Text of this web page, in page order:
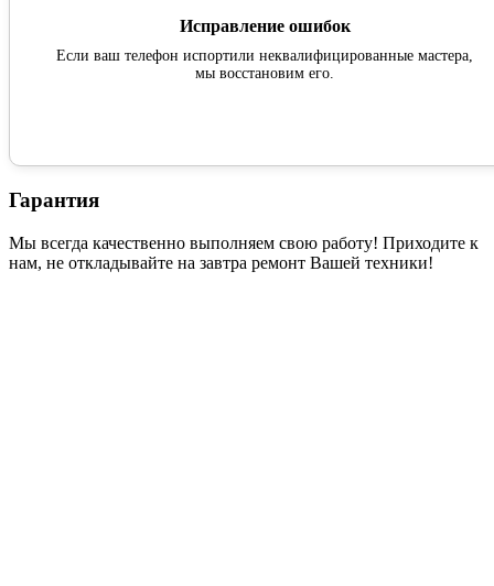
Исправление ошибок
Если ваш телефон испортили неквалифицированные мастера,
мы восстановим его.
Гарантия
Мы всегда качественно выполняем свою работу! Приходите к
нам, не откладывайте на завтра ремонт Вашей техники!